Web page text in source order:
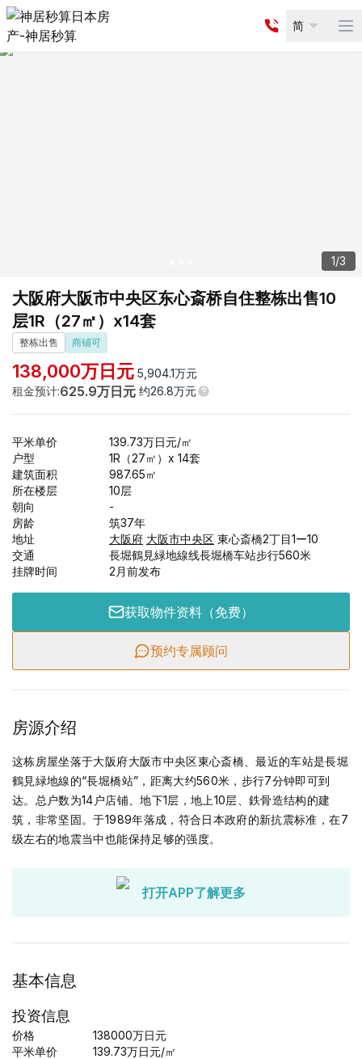
简
1/3
大阪府大阪市中央区东心斎桥自住整栋出售10
层1R（27㎡）x14套
整栋出售 商铺可
138,000万日元 5,904.1万元
租金预计:625.9万日元 约26.8万元
平米单价 139.73万日元/㎡
户型
1R（27㎡）x 14套
建筑面积
987.65㎡
所在楼层
10层
朝向
-
房龄
筑37年
地址
大阪府 大阪市中央区 東心斎橋2丁目1ー10
交通
長堀鶴見緑地線线長堀橋车站步行560米
挂牌时间
2月前发布
获取物件资料（免费）
预约专属顾问
房源介绍
这栋房屋坐落于大阪府大阪市中央区東心斎橋、最近的车站是長堀
鶴見緑地線的“長堀橋站”，距离大约560米，步行7分钟即可到
达。总户数为14户店铺、地下1层，地上10层、鉄骨造结构的建
筑，非常坚固。于1989年落成，符合日本政府的新抗震标准，在7
级左右的地震当中也能保持足够的强度。
打开APP了解更多
基本信息
投资信息
价格 138000万日元
平米单价
139.73万日元/㎡